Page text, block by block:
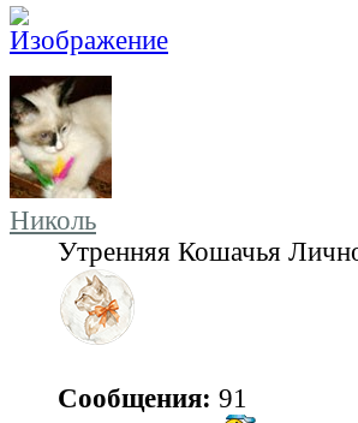
Николь
Утренняя Кошачья
Сообщения: 91